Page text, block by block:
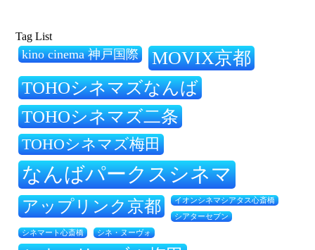
Tag List
kino cinema 神戸国際 MOVIX京都
TOHOシネマズなんば
TOHOシネマズ二条
TOHOシネマズ梅田
なんばパークスシネマ
アップリンク京都 イオンシネマシアタス心斎橋
シアターセブン
シネマート心斎橋 シネ・ヌーヴォ